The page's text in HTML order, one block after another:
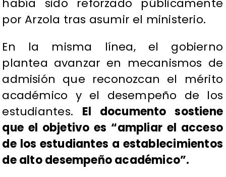
había sido reforzado públicamente
por Arzola tras asumir el ministerio.
En la misma línea, el gobierno
plantea avanzar en mecanismos de
admisión que reconozcan el mérito
académico y el desempeño de los
estudiantes. El documento sostiene
que el objetivo es “ampliar el acceso
de los estudiantes a establecimientos
de alto desempeño académico”.